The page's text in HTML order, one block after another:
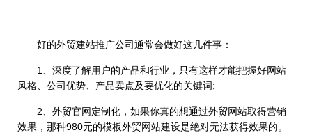
好的外贸建站推广公司通常会做好这几件事：
1、深度了解用户的产品和行业，只有这样才能把握好网站
风格、公司优势、产品卖点及要优化的关键词;
2、外贸官网定制化，如果你真的想通过外贸网站取得营销
效果，那种980元的模板外贸网站建设是绝对无法获得效果的。